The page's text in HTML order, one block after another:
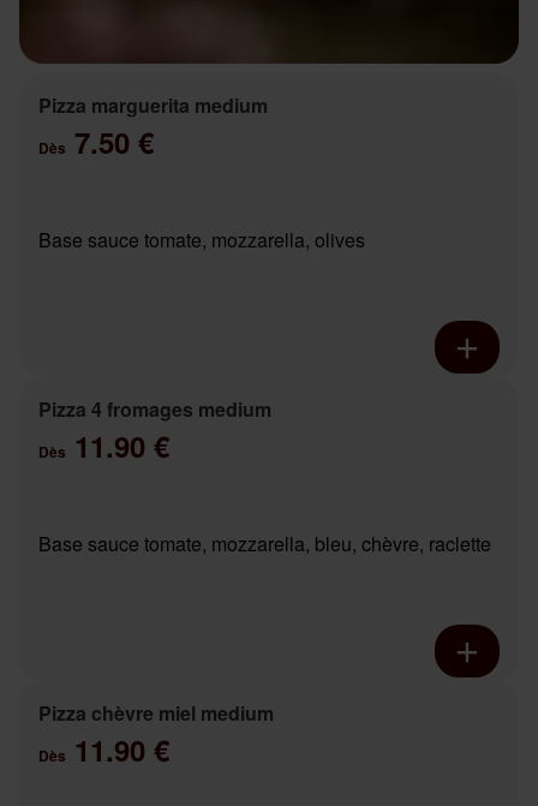
Pizza marguerita medium
Dès 7.50 €
Base sauce tomate, mozzarella, olives
Pizza 4 fromages medium
Dès 11.90 €
Base sauce tomate, mozzarella, bleu, chèvre, raclette
Pizza chèvre miel medium
Dès 11.90 €